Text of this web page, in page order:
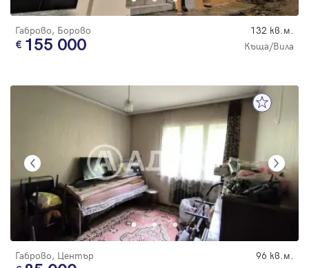
Габрово, Борово 132 кв.м.
155 000 Къща/Вила
Габрово, Център 96 кв.м.